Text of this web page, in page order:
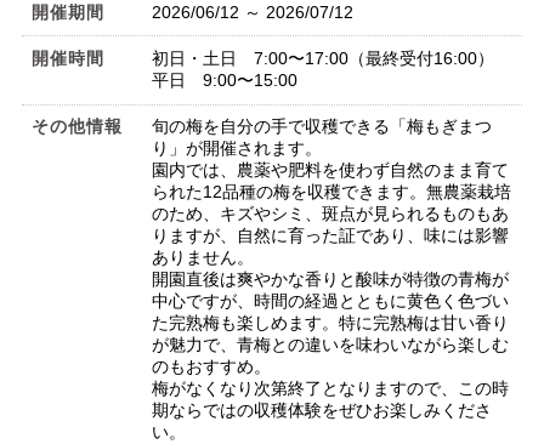
開催期間 2026/06/12 ～ 2026/07/12
開催時間
初日・土日 7:00〜17:00（最終受付16:00）
平日 9:00〜15:00
その他情報
旬の梅を自分の手で収穫できる「梅もぎまつ
り」が開催されます。
園内では、農薬や肥料を使わず自然のまま育て
られた12品種の梅を収穫できます。無農薬栽培
のため、キズやシミ、斑点が見られるものもあ
りますが、自然に育った証であり、味には影響
ありません。
開園直後は爽やかな香りと酸味が特徴の青梅が
中心ですが、時間の経過とともに黄色く色づい
た完熟梅も楽しめます。特に完熟梅は甘い香り
が魅力で、青梅との違いを味わいながら楽しむ
のもおすすめ。
梅がなくなり次第終了となりますので、この時
期ならではの収穫体験をぜひお楽しみくださ
い。